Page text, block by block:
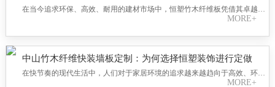
在当今追求环保、高效、耐用的建材市场中，恒塑竹木纤维板凭借其卓越的
品质和可靠的质量，赢得了广大消费者的青睐。作为一款集环保、耐用、美
MORE+
中山竹木纤维快装墙板定制：为何选择恒塑装饰进行定做
在快节奏的现代生活中，人们对于家居环境的追求越来越趋向于高效、环保
与个性化。中山竹木纤维快装墙板作为近年来兴起的新型建材，凭借其独特
MORE+